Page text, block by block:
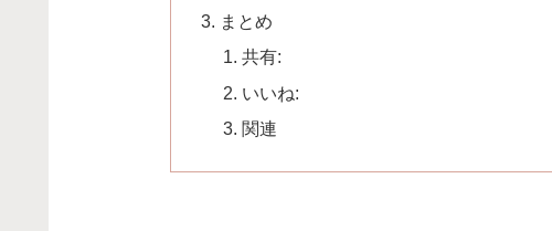
まとめ
共有:
いいね:
関連